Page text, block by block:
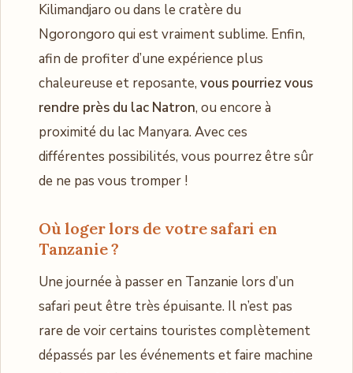
Kilimandjaro ou dans le cratère du
Ngorongoro qui est vraiment sublime. Enfin,
afin de profiter d’une expérience plus
chaleureuse et reposante, vous pourriez vous
rendre près du lac Natron, ou encore à
proximité du lac Manyara. Avec ces
différentes possibilités, vous pourrez être sûr
de ne pas vous tromper !
Où loger lors de votre safari en
Tanzanie ?
Une journée à passer en Tanzanie lors d’un
safari peut être très épuisante. Il n’est pas
rare de voir certains touristes complètement
dépassés par les événements et faire machine